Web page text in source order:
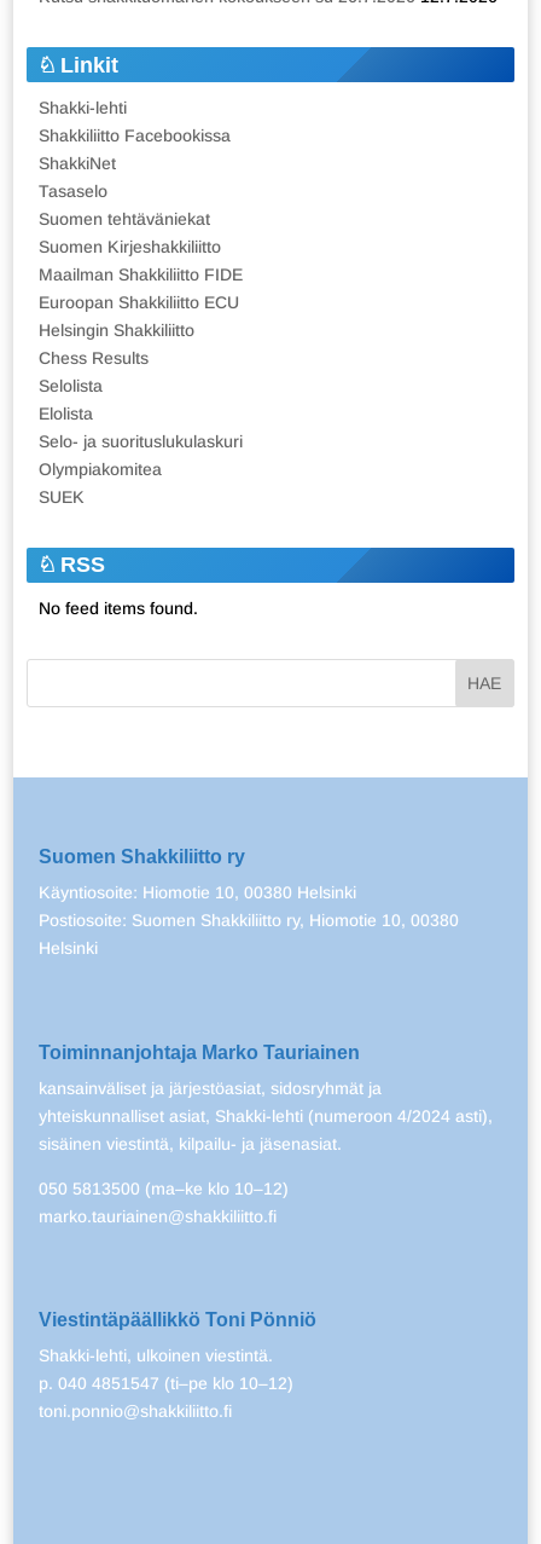
Linkit
Shakki-lehti
Shakkiliitto Facebookissa
ShakkiNet
Tasaselo
Suomen tehtäväniekat
Suomen Kirjeshakkiliitto
Maailman Shakkiliitto FIDE
Euroopan Shakkiliitto ECU
Helsingin Shakkiliitto
Chess Results
Selolista
Elolista
Selo- ja suorituslukulaskuri
Olympiakomitea
SUEK
RSS
No feed items found.
Suomen Shakkiliitto ry
Käyntiosoite: Hiomotie 10, 00380 Helsinki
Postiosoite: Suomen Shakkiliitto ry, Hiomotie 10, 00380
Helsinki
Toiminnanjohtaja Marko Tauriainen
kansainväliset ja järjestöasiat, sidosryhmät ja
yhteiskunnalliset asiat, Shakki-lehti (numeroon 4/2024 asti),
sisäinen viestintä, kilpailu- ja jäsenasiat.
050 5813500 (ma–ke klo 10–12)
marko.tauriainen@shakkiliitto.fi
Viestintäpäällikkö Toni Pönniö
Shakki-lehti, ulkoinen viestintä.
p. 040 4851547 (ti–pe klo 10–12)
toni.ponnio@shakkiliitto.fi